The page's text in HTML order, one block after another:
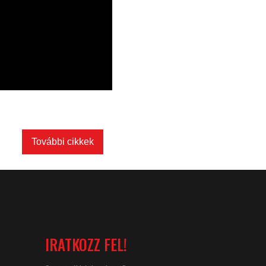
További cikkek
IRATKOZZ FEL!